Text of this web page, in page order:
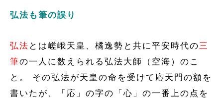
弘法も筆の誤り
弘法 とは嵯峨天皇、橘逸勢と共に平安時代の三
筆の一人に数えられる弘法大師（空海）のこ
と。 その弘法が天皇の命を受けて応天門の額を
書いたが、「応」の字の「心」の一番上の点を